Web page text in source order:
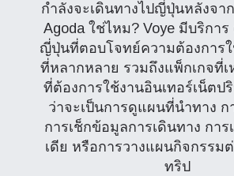
กำลังจะเดินทางไปญี่ปุ่นหลังจา
Agoda ใช่ไหม? Voye มีบริการ
ญี่ปุ่นที่ตอบโจทย์ความต้องการใ
ที่หลากหลาย รวมถึงแพ็กเกจที่
ที่ต้องการใช้งานอินเทอร์เน็ตป
ว่าจะเป็นการดูแผนที่นำทาง
การเช็กข้อมูลการเดินทาง การ
เดีย หรือการวางแผนกิจกรรม
ทริป